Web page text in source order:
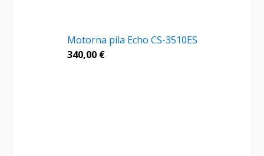
Motorna pila Echo CS-3510ES
340,00 €